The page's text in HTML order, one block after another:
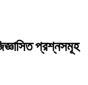
প্রশ্নসমূহ